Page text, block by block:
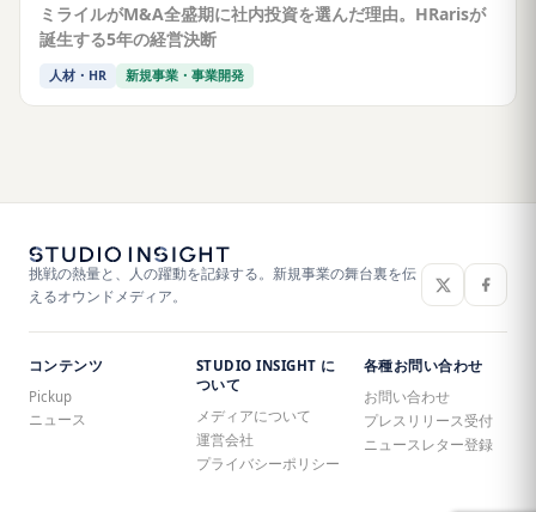
ミライルがM&A全盛期に社内投資を選んだ理由。HRarisが
誕生する5年の経営決断
人材・HR 新規事業・事業開発
挑戦の熱量と、人の躍動を記録する。新規事業の舞台裏を伝
えるオウンドメディア。
コンテンツ
Pickup
ニュース
STUDIO INSIGHT に
ついて
メディアについて
運営会社
プライバシーポリシー
各種お問い合わせ
お問い合わせ
プレスリリース受付
ニュースレター登録